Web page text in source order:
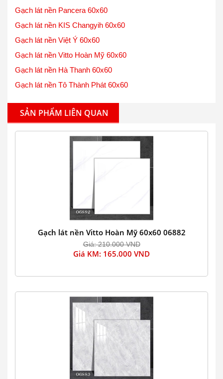
Gạch lát nền Pancera 60x60
Gạch lát nền KIS Changyih 60x60
Gạch lát nền Việt Ý 60x60
Gạch lát nền Vitto Hoàn Mỹ 60x60
Gạch lát nền Hà Thanh 60x60
Gạch lát nền Tô Thành Phát 60x60
SẢN PHẨM LIÊN QUAN
Gạch lát nền Vitto Hoàn Mỹ 60x60 06882
Giá: 210.000 VND
Giá KM: 165.000 VND